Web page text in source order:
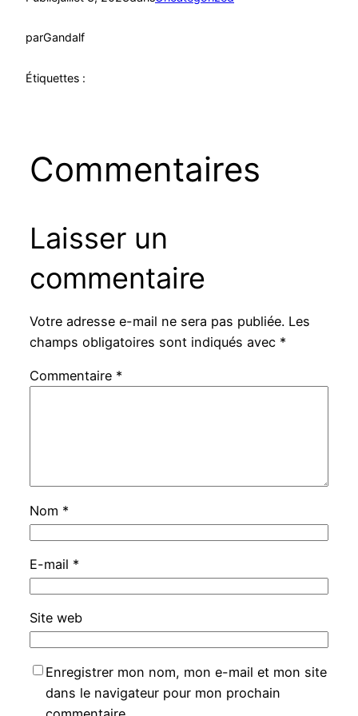
parGandalf
Étiquettes :
Commentaires
Laisser un
commentaire
Votre adresse e-mail ne sera pas publiée. Les
champs obligatoires sont indiqués avec *
Commentaire *
Nom *
E-mail *
Site web
Enregistrer mon nom, mon e-mail et mon site
dans le navigateur pour mon prochain